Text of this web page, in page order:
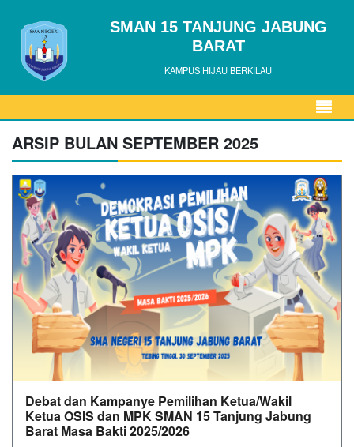
SMAN 15 TANJUNG JABUNG
BARAT
KAMPUS HIJAU BERKILAU
ARSIP BULAN SEPTEMBER 2025
Debat dan Kampanye Pemilihan Ketua/Wakil
Ketua OSIS dan MPK SMAN 15 Tanjung Jabung
Barat Masa Bakti 2025/2026